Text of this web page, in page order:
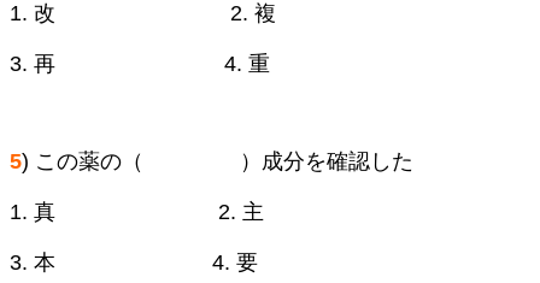
1. 改 2. 複
3. 再 4. 重
5) この薬の（ ）成分を確認した
1. 真 2. 主
3. 本 4. 要